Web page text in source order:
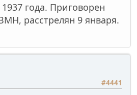
года. Приговорен
расстрелян 9 января.
#4441